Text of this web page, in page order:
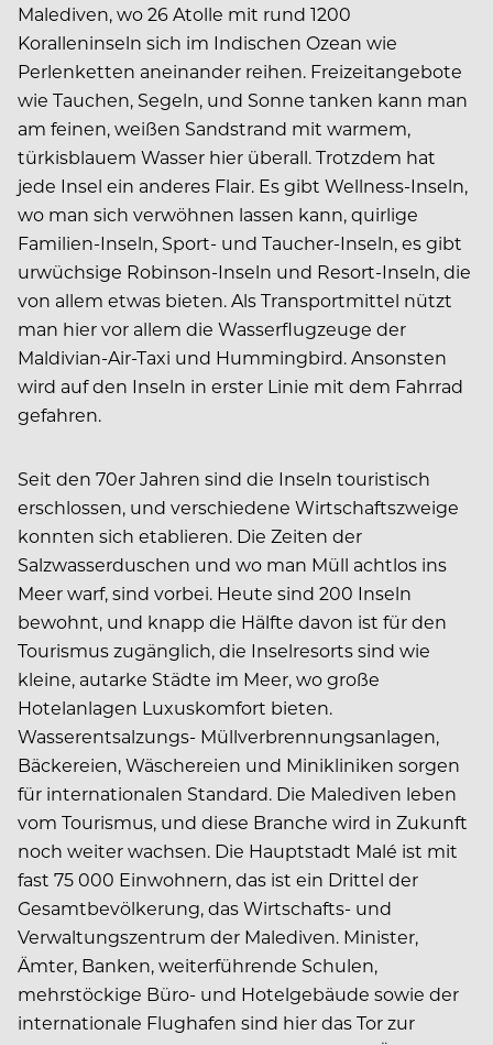
Malediven, wo 26 Atolle mit rund 1200
Koralleninseln sich im Indischen Ozean wie
Perlenketten aneinander reihen. Freizeitangebote
wie Tauchen, Segeln, und Sonne tanken kann man
am feinen, weißen Sandstrand mit warmem,
türkisblauem Wasser hier überall. Trotzdem hat
jede Insel ein anderes Flair. Es gibt Wellness-Inseln,
wo man sich verwöhnen lassen kann, quirlige
Familien-Inseln, Sport- und Taucher-Inseln, es gibt
urwüchsige Robinson-Inseln und Resort-Inseln, die
von allem etwas bieten. Als Transportmittel nützt
man hier vor allem die Wasserflugzeuge der
Maldivian-Air-Taxi und Hummingbird. Ansonsten
wird auf den Inseln in erster Linie mit dem Fahrrad
gefahren.
Seit den 70er Jahren sind die Inseln touristisch
erschlossen, und verschiedene Wirtschaftszweige
konnten sich etablieren. Die Zeiten der
Salzwasserduschen und wo man Müll achtlos ins
Meer warf, sind vorbei. Heute sind 200 Inseln
bewohnt, und knapp die Hälfte davon ist für den
Tourismus zugänglich, die Inselresorts sind wie
kleine, autarke Städte im Meer, wo große
Hotelanlagen Luxuskomfort bieten.
Wasserentsalzungs- Müllverbrennungsanlagen,
Bäckereien, Wäschereien und Minikliniken sorgen
für internationalen Standard. Die Malediven leben
vom Tourismus, und diese Branche wird in Zukunft
noch weiter wachsen. Die Hauptstadt Malé ist mit
fast 75 000 Einwohnern, das ist ein Drittel der
Gesamtbevölkerung, das Wirtschafts- und
Verwaltungszentrum der Malediven. Minister,
Ämter, Banken, weiterführende Schulen,
mehrstöckige Büro- und Hotelgebäude sowie der
internationale Flughafen sind hier das Tor zur